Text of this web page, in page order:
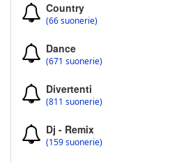
Country
(66 suonerie)
Dance
(671 suonerie)
Divertenti
(811 suonerie)
Dj - Remix
(159 suonerie)